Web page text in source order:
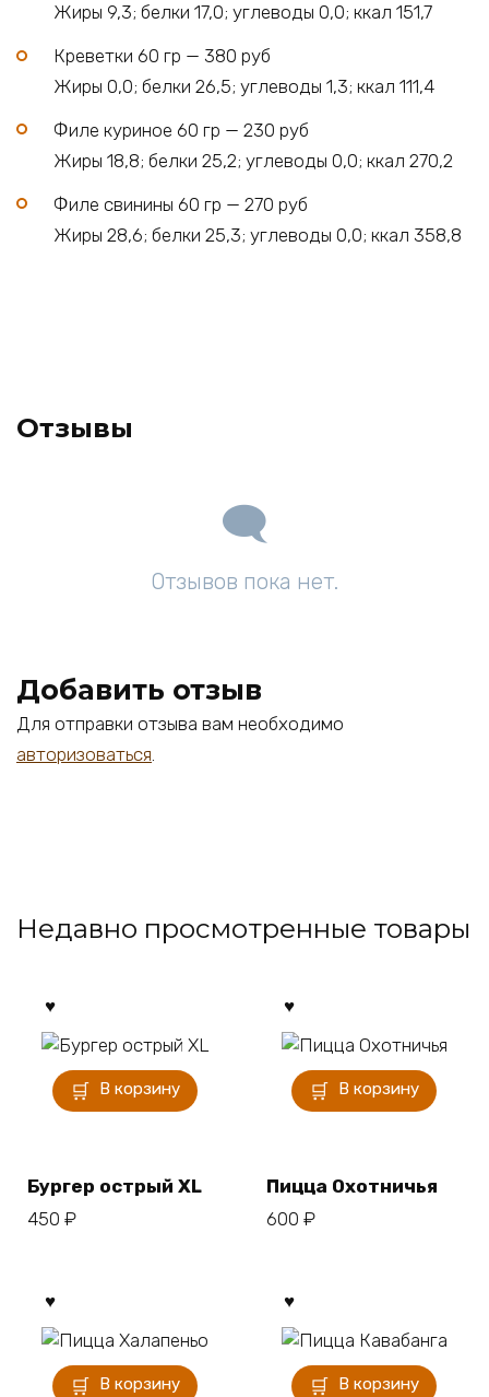
Жиры 9,3; белки 17,0; углеводы 0,0; ккал 151,7
Креветки 60 гр — 380 руб
Жиры 0,0; белки 26,5; углеводы 1,3; ккал 111,4
Филе куриное 60 гр — 230 руб
Жиры 18,8; белки 25,2; углеводы 0,0; ккал 270,2
Филе свинины 60 гр — 270 руб
Жиры 28,6; белки 25,3; углеводы 0,0; ккал 358,8
Отзывы
Отзывов пока нет.
Добавить отзыв
Для отправки отзыва вам необходимо
авторизоваться
Недавно просмотренные товары
В корзину
Бургер острый XL
450 ₽
В корзину
Пицца Охотничья
600 ₽
В корзину В корзину